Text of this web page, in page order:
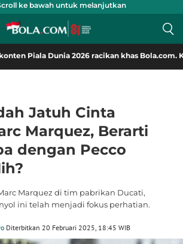
ke bawah untuk melanjutkan
2026 racikan khas Bola.com. Klik di sini!
Jatuh Cinta
Marquez, Berarti
dengan Pecco
Marquez di tim pabrikan Ducati,
ini telah menjadi fokus perhatian.
Diterbitkan 20 Februari 2025, 18:45 WIB